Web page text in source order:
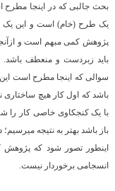
بحث جالبی که در اینجا مطرح
یک طرح (خام) است و این یک
پژوهش کمی مبهم است و
باید زبردست و منعطف
سوالی که اینجا مطرح است این
باشد که اول کار هیچ ساختاری
با یک کنجکاوی خاصی کار را
باز باشد بهتر به نتیجه
اینطور تصور شود که پژوهش
انسجامی برخوردار نیست.